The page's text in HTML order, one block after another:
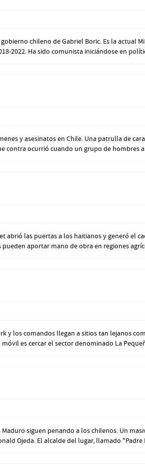
chileno de Gabriel Boric. Es la actual
2022. Ha sido comunista iniciándose en
y asesinatos en Chile. Una patrulla de
contra ocurrió cuando un grupo de hombres
abrió las puertas a los haitianos y generó el
aportar mano de obra en regiones
y los comandos llegan a sitios tan lejanos
es cercar el sector denominado La
siguen penando a los chilenos. Un
Ojeda. El alcalde del lugar, llamado